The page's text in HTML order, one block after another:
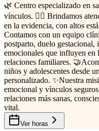
🌿 Centro especializado en
vínculos. 👩‍⚕️ Brindamos
en la evidencia, con altos
Contamos con un equipo
postparto, duelo
emocionales que influyen en
relaciones familiares.
niños y adolescentes desde
personalizado. ✨Nuestra
emocional y vínculos
relaciones más sanas,
vital.
Ver horas